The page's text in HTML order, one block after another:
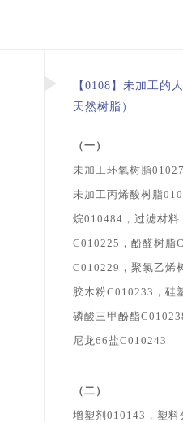
【0108】未加工的
天然树脂）
（一）
未加工环氧树脂
未加工丙烯酸树脂
烷010484，过滤材
C010225，酚醛树脂
C010229，聚氯乙烯
胶木粉C010233，硅
磷酸三甲酚酯
尼龙66盐C010243
（二）
增塑剂010143，塑料